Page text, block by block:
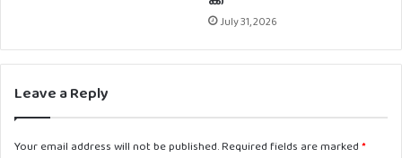
July 31, 2026
Leave a Reply
Your email address will not be published.Required fields are marked *